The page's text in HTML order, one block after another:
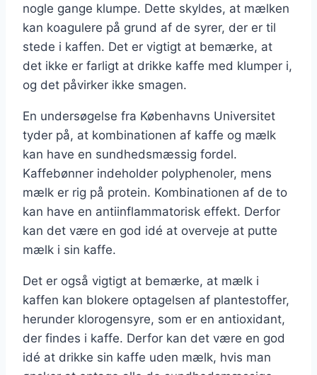
nogle gange klumpe. Dette skyldes, at mælken
kan koagulere på grund af de syrer, der er til
stede i kaffen. Det er vigtigt at bemærke, at
det ikke er farligt at drikke kaffe med klumper i,
og det påvirker ikke smagen.
En undersøgelse fra Københavns Universitet
tyder på, at kombinationen af kaffe og mælk
kan have en sundhedsmæssig fordel.
Kaffebønner indeholder polyphenoler, mens
mælk er rig på protein. Kombinationen af de to
kan have en antiinflammatorisk effekt. Derfor
kan det være en god idé at overveje at putte
mælk i sin kaffe.
Det er også vigtigt at bemærke, at mælk i
kaffen kan blokere optagelsen af plantestoffer,
herunder klorogensyre, som er en antioxidant,
der findes i kaffe. Derfor kan det være en god
idé at drikke sin kaffe uden mælk, hvis man